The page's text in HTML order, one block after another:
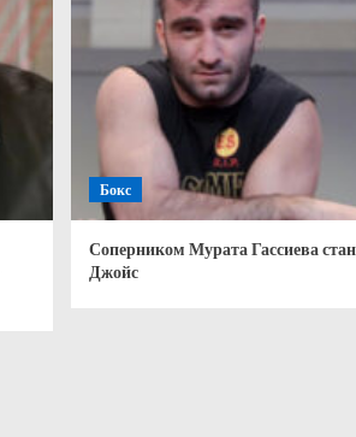
Бокс
Соперником Мурата Гассиева
Джойс